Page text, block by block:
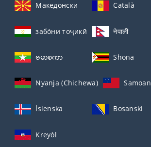
Македонски Català
забо́ни тоҷикӣ́ नेपाली
ဗမာစကာ Shona
Nyanja (Chichewa) Samoan
Íslenska Bosanski
Kreyòl